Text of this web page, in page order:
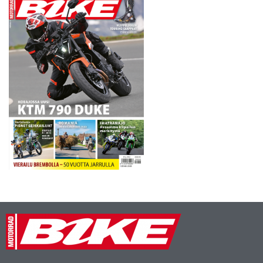
huolimatta vielä toivottua
tulosta tullessaan.…